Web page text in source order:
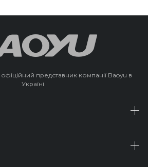
представник компанії Baoyu в
Україні